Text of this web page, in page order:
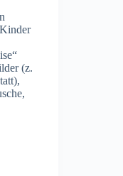
(z.